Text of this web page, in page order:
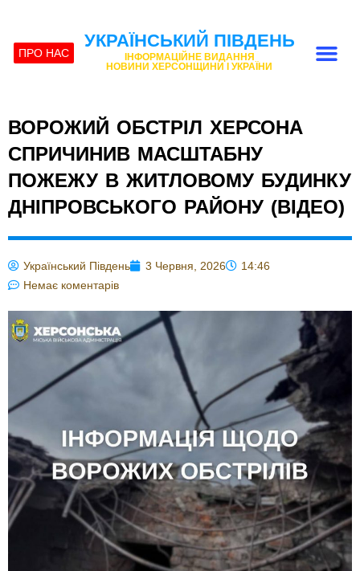
ПРО НАС
УКРАЇНСЬКИЙ ПІВДЕНЬ
ІНФОРМАЦІЙНЕ ВИДАННЯ
НОВИНИ ХЕРСОНЩИНИ І УКРАЇНИ
ВОРОЖИЙ ОБСТРІЛ ХЕРСОНА
СПРИЧИНИВ МАСШТАБНУ
ПОЖЕЖУ В ЖИТЛОВОМУ БУДИНКУ
ДНІПРОВСЬКОГО РАЙОНУ (ВІДЕО)
Український Південь 3 Червня, 2026
14:46
Немає коментарів